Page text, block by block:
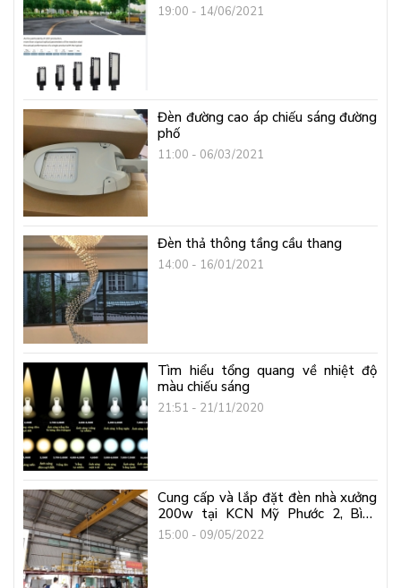
19:00 - 14/06/2021
Đèn đường cao áp chiếu sáng đường
phố
11:00 - 06/03/2021
Đèn thả thông tầng cầu thang
14:00 - 16/01/2021
Tìm hiểu tổng quang về nhiệt độ
màu chiếu sáng
21:51 - 21/11/2020
Cung cấp và lắp đặt đèn nhà xưởng
200w tại KCN Mỹ Phước 2, Bình
Dương
15:00 - 09/05/2022